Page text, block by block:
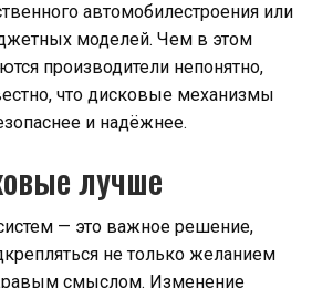
автомобилестроения или
моделей. Чем в этом
производители непонятно,
что дисковые механизмы
и надёжнее.
лучше
— это важное решение,
не только желанием
смыслом. Изменение